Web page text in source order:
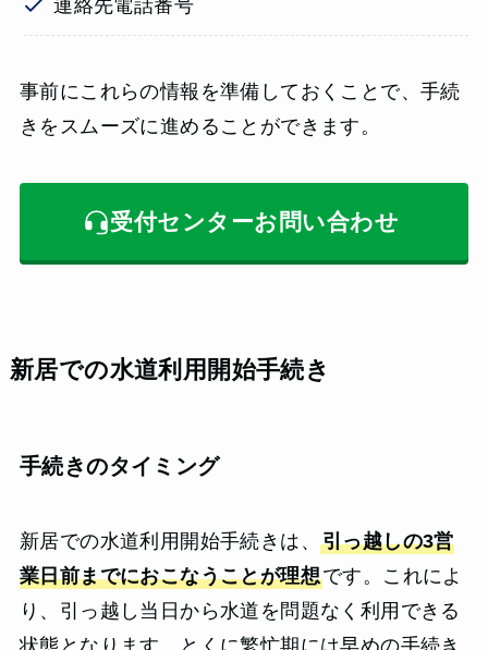
連絡先電話番号
事前にこれらの情報を準備しておくことで、手続
きをスムーズに進めることができます。
受付センターお問い合わせ
新居での水道利用開始手続き
手続きのタイミング
新居での水道利用開始手続きは、 引っ越しの3営
業日前までにおこなうことが理想です。これによ
り、引っ越し当日から水道を問題なく利用できる
状態となります。とくに繁忙期には早めの手続き